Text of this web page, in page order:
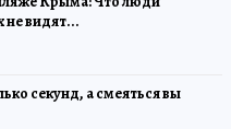
не видят...
секунд, а смеяться вы